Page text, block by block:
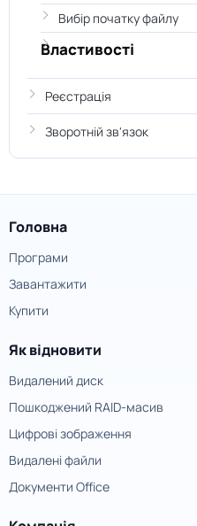
Вибір початку файлу
Властивості
Реєстрація
Зворотній зв'язок
Головна
Програми
Завантажити
Купити
Як відновити
Видалений диск
Пошкоджений RAID-масив
Цифрові зображення
Видалені файли
Документи Office